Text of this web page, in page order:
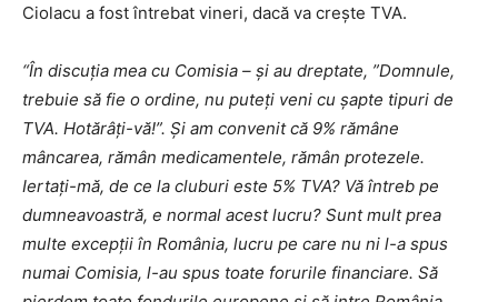
Ciolacu a fost întrebat vineri, dacă va creşte TVA.
“În discuţia mea cu Comisia – şi au dreptate, ”Domnule,
trebuie să fie o ordine, nu puteţi veni cu şapte tipuri de
TVA. Hotărâţi-vă!”. Şi am convenit că 9% rămâne
mâncarea, rămân medicamentele, rămân protezele.
Iertaţi-mă, de ce la cluburi este 5% TVA? Vă întreb pe
dumneavoastră, e normal acest lucru? Sunt mult prea
multe excepţii în România, lucru pe care nu ni l-a spus
numai Comisia, l-au spus toate forurile financiare. Să